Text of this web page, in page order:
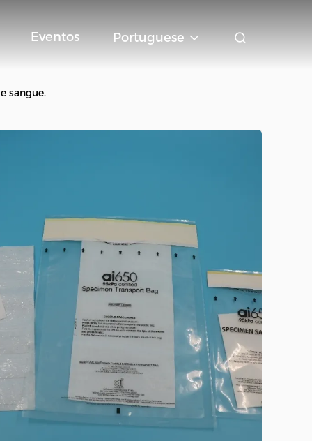
Eventos Portuguese
sangue.